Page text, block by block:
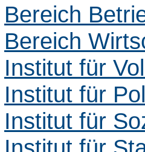
Bereich
Bereich
Institut für
Institut für
Institut für